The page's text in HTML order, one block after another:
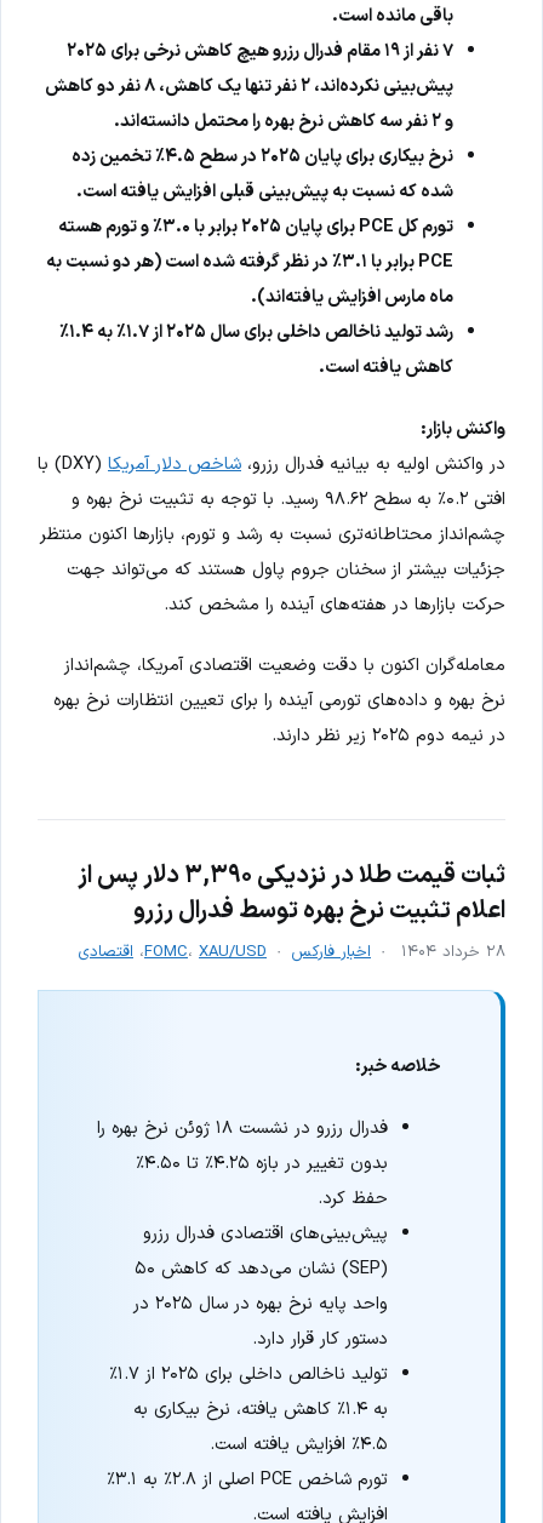
باقی مانده است.
۷ نفر از ۱۹ مقام فدرال رزرو هیچ کاهش نرخی برای ۲۰۲۵
پیش‌بینی نکرده‌اند، ۲ نفر تنها یک کاهش، ۸ نفر دو کاهش
و ۲ نفر سه کاهش نرخ بهره را محتمل دانسته‌اند.
نرخ بیکاری برای پایان ۲۰۲۵ در سطح ۴.۵٪ تخمین زده
شده که نسبت به پیش‌بینی قبلی افزایش یافته است.
تورم کل PCE برای پایان ۲۰۲۵ برابر با ۳.۰٪ و تورم هسته
PCE برابر با ۳.۱٪ در نظر گرفته شده است (هر دو نسبت به
ماه مارس افزایش یافته‌اند).
رشد تولید ناخالص داخلی برای سال ۲۰۲۵ از ۱.۷٪ به ۱.۴٪
کاهش یافته است.
واکنش بازار:
در واکنش اولیه به بیانیه فدرال رزرو، شاخص دلار آمریکا
(DXY) با
افتی ۰.۲٪ به سطح ۹۸.۶۲ رسید. با توجه به تثبیت نرخ بهره و
چشم‌انداز محتاطانه‌تری نسبت به رشد و تورم، بازارها اکنون منتظر
جزئیات بیشتر از سخنان جروم پاول هستند که می‌تواند جهت
حرکت بازارها در هفته‌های آینده را مشخص کند.
معامله‌گران اکنون با دقت وضعیت اقتصادی آمریکا، چشم‌انداز
نرخ بهره و داده‌های تورمی آینده را برای تعیین انتظارات نرخ بهره
در نیمه دوم ۲۰۲۵ زیر نظر دارند.
ثبات قیمت طلا در نزدیکی ۳,۳۹۰ دلار پس از
اعلام تثبیت نرخ بهره توسط فدرال رزرو
۲۸ خرداد ۱۴۰۴ اخبار فارکس FOMC، XAU/USD ، اقتصادی
خلاصه خبر:
فدرال رزرو در نشست ۱۸ ژوئن نرخ بهره را
بدون تغییر در بازه ۴.۲۵٪ تا ۴.۵۰٪
حفظ کرد.
پیش‌بینی‌های اقتصادی فدرال رزرو
(SEP) نشان می‌دهد که کاهش ۵۰
واحد پایه نرخ بهره در سال ۲۰۲۵ در
دستور کار قرار دارد.
تولید ناخالص داخلی برای ۲۰۲۵ از ۱.۷٪
به ۱.۴٪ کاهش یافته، نرخ بیکاری به
۴.۵٪ افزایش یافته است.
تورم شاخص PCE اصلی از ۲.۸٪ به ۳.۱٪
افزایش یافته است.